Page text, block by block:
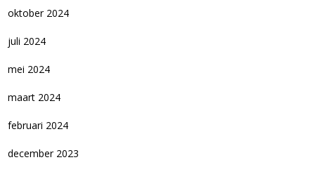
oktober 2024
juli 2024
mei 2024
maart 2024
februari 2024
december 2023